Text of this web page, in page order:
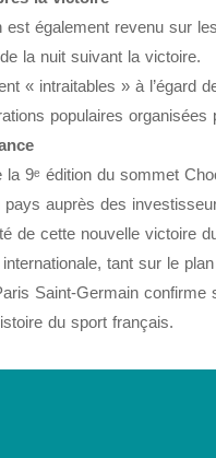
également revenu sur
la nuit suivant la victoire.
« intraitables » à l’égard
populaires organisées
9ᵉ édition du sommet
auprès des
de cette nouvelle victoire
tant sur le plan
Saint-Germain confirme
du sport français.